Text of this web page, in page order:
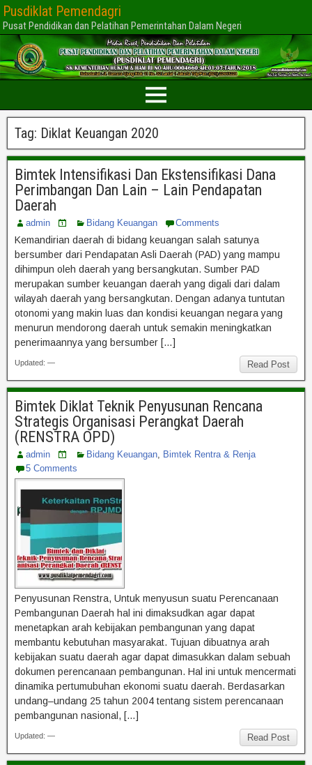
Pusdiklat Pemendagri
Pusat Pendidikan dan Pelatihan Pemerintahan Dalam Negeri
Tag: Diklat Keuangan 2020
Bimtek Intensifikasi Dan Ekstensifikasi Dana
Perimbangan Dan Lain – Lain Pendapatan
Daerah
admin Bidang Keuangan Comments
Kemandirian daerah di bidang keuangan salah satunya
bersumber dari Pendapatan Asli Daerah (PAD) yang mampu
dihimpun oleh daerah yang bersangkutan. Sumber PAD
merupakan sumber keuangan daerah yang digali dari dalam
wilayah daerah yang bersangkutan. Dengan adanya tuntutan
otonomi yang makin luas dan kondisi keuangan negara yang
menurun mendorong daerah untuk semakin meningkatkan
penerimaannya yang bersumber […]
Read Post
Updated: —
Bimtek Diklat Teknik Penyusunan Rencana
Strategis Organisasi Perangkat Daerah
(RENSTRA OPD)
admin Bidang Keuangan, Bimtek Rentra & Renja
5 Comments
Penyusunan Renstra, Untuk menyusun suatu Perencanaan
Pembangunan Daerah hal ini dimaksudkan agar dapat
menetapkan arah kebijakan pembangunan yang dapat
membantu kebutuhan masyarakat. Tujuan dibuatnya arah
kebijakan suatu daerah agar dapat dimasukkan dalam sebuah
dokumen perencanaan pembangunan. Hal ini untuk mencermati
dinamika pertumubuhan ekonomi suatu daerah. Berdasarkan
undang–undang 25 tahun 2004 tentang sistem perencanaan
pembangunan nasional, […]
Read Post
Updated: —